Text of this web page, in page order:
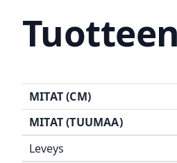
MITAT (CM)
MITAT (TUUMAA)
Leveys